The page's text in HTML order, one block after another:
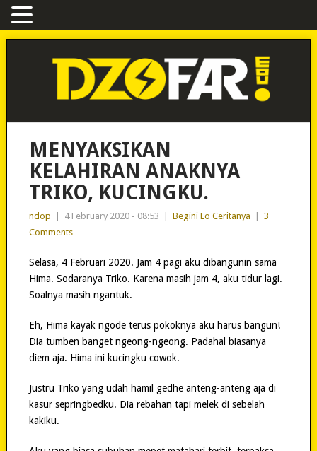
MENYAKSIKAN
KELAHIRAN ANAKNYA
TRIKO, KUCINGKU.
ndop 4 February 2020 - 08:53 Begini Lo Ceritanya
3
Comments
Selasa, 4 Februari 2020. Jam 4 pagi aku dibangunin sama
Hima. Sodaranya Triko. Karena masih jam 4, aku tidur lagi.
Soalnya masih ngantuk.
Eh, Hima kayak ngode terus pokoknya aku harus bangun!
Dia tumben banget ngeong-ngeong. Padahal biasanya
diem aja. Hima ini kucingku cowok.
Justru Triko yang udah hamil gedhe anteng-anteng aja di
kasur sepringbedku. Dia rebahan tapi melek di sebelah
kakiku.